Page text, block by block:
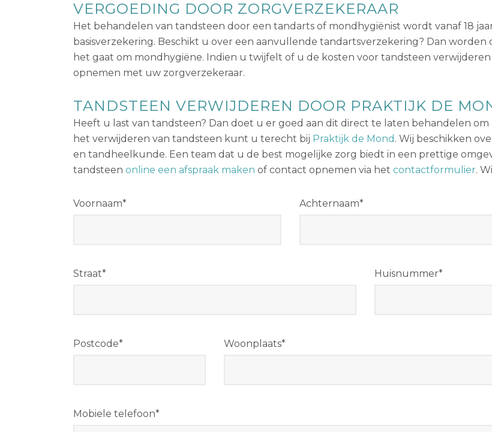
VERGOEDING DOOR ZORGVERZEKERAAR
Het behandelen van tandsteen door een tandarts of mondhygiënist wordt vanaf 18
basisverzekering. Beschikt u over een aanvullende tandartsverzekering? Dan
het gaat om mondhygiëne. Indien u twijfelt of u de kosten voor tandsteen
opnemen met uw zorgverzekeraar.
TANDSTEEN VERWIJDEREN DOOR PRAKTIJK DE
Heeft u last van tandsteen? Dan doet u er goed aan dit direct te laten behandelen
het verwijderen van tandsteen kunt u terecht bij Praktijk de Mond . Wij beschikken
en tandheelkunde. Een team dat u de best mogelijke zorg biedt in een prettige
tandsteen online een afspraak maken of contact opnemen via het contactformulier.
Voornaam* Achternaam*
Straat* Huisnummer*
Postcode* Woonplaats*
Mobiele telefoon*